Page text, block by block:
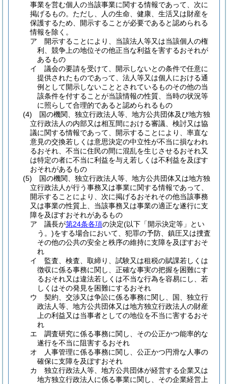
事業を営む個人の当該事業に関する情報であって、次に
掲げるもの。 ただし、人の生命、健康、生活又は財産を
保護するため、開示することが必要であると認められる
情報を除く。
ア
開示することにより、当該法人等又は当該個人の権
利、競争上の地位その他正当な利益を害するおそれが
あるもの
イ
議会の要請を受けて、開示しないとの条件で任意に
提供されたものであって、法人等又は個人における通
例として開示しないこととされているものその他の当
該条件を付することが当該情報の性質、当時の状況等
に照らして合理的であると認められるもの
(4)
国の機関、独立行政法人等、地方公共団体及び地方独
立行政法人の内部又は相互間における審議、検討又は協
議に関する情報であって、開示することにより、率直な
意見の交換若しくは意思決定の中立性が不当に損なわれ
るおそれ、不当に住民の間に混乱を生じさせるおそれ又
は特定の者に不当に利益を与え若しくは不利益を及ぼす
おそれがあるもの
(5)
国の機関、独立行政法人等、地方公共団体又は地方独
立行政法人が行う事務又は事業に関する情報であって、
開示することにより、次に掲げるおそれその他当該事務
又は事業の性質上、当該事務又は事業の適正な遂行に支
障を及ぼすおそれがあるもの
ア
議長が第24条各項の決定(以下「開示決定等」とい
う。)をする場合において、犯罪の予防、鎮圧又は捜査
その他の公共の安全と秩序の維持に支障を及ぼすおそ
れ
イ
監査、検査、取締り、試験又は租税の賦課若しくは
徴収に係る事務に関し、正確な事実の把握を困難にす
るおそれ又は違法若しくは不当な行為を容易にし、若
しくはその発見を困難にするおそれ
ウ
契約、交渉又は争訟に係る事務に関し、国、独立行
政法人等、地方公共団体又は地方独立行政法人の財産
上の利益又は当事者としての地位を不当に害するおそ
れ
エ
調査研究に係る事務に関し、その公正かつ能率的な
遂行を不当に阻害するおそれ
オ
人事管理に係る事務に関し、公正かつ円滑な人事の
確保に支障を及ぼすおそれ
カ
独立行政法人等、地方公共団体が経営する企業又は
地方独立行政法人に係る事業に関し、その企業経営上